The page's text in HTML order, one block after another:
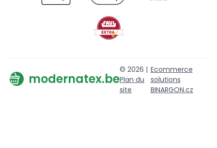
modernatex.be
© 2026 |
Plan du
site
Ecommerce
solutions
BINARGON.cz